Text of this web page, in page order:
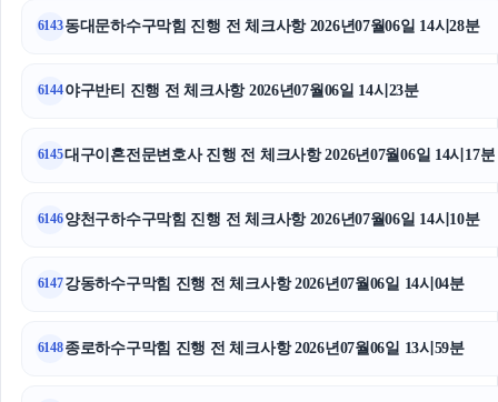
폰테크
6143동대문하수구막힘 진행 전 체크사항 2026년07월06일 14시28분
6144야구반티 진행 전 체크사항 2026년07월06일 14시23분
6145대구이혼전문변호사 진행 전 체크사항 2026년07월06일 14시17분
6146양천구하수구막힘 진행 전 체크사항 2026년07월06일 14시10분
6147강동하수구막힘 진행 전 체크사항 2026년07월06일 14시04분
6148종로하수구막힘 진행 전 체크사항 2026년07월06일 13시59분